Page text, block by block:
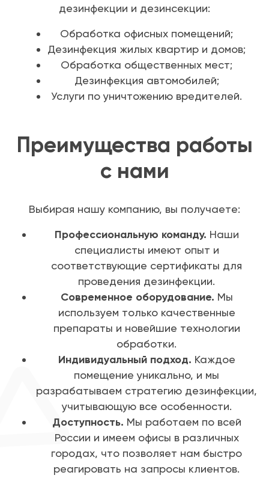
дезинфекции и дезинсекции:
Обработка офисных помещений;
Дезинфекция жилых квартир и домов;
Обработка общественных мест;
Дезинфекция автомобилей;
Услуги по уничтожению вредителей.
Преимущества работы
с нами
Выбирая нашу компанию, вы получаете:
Профессиональную команду. Наши
специалисты имеют опыт и
соответствующие сертификаты для
проведения дезинфекции.
Современное оборудование. Мы
используем только качественные
препараты и новейшие технологии
обработки.
Индивидуальный подход. Каждое
помещение уникально, и мы
разрабатываем стратегию дезинфекции,
учитывающую все особенности.
Доступность. Мы работаем по всей
России и имеем офисы в различных
городах, что позволяет нам быстро
реагировать на запросы клиентов.